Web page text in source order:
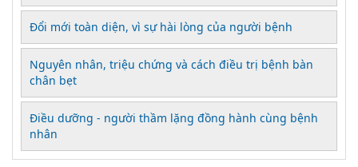
Đổi mới toàn diện, vì sự hài lòng của người bệnh
Nguyên nhân, triệu chứng và cách điều trị bệnh bàn
chân bẹt
Điều dưỡng - người thầm lặng đồng hành cùng bệnh
nhân